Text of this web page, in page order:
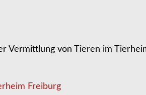
Vermittlung von Tieren im
Freiburg